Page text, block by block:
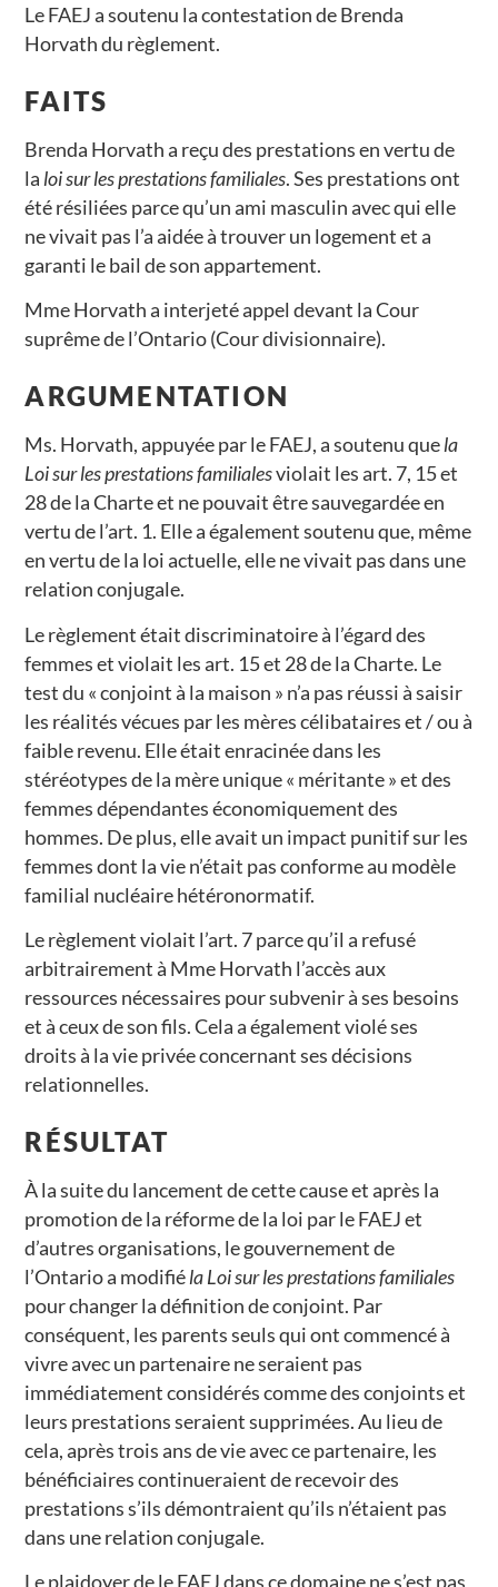
Le FAEJ a soutenu la contestation de Brenda
Horvath du règlement.
FAITS
Brenda Horvath a reçu des prestations en vertu de
la loi sur les prestations familiales. Ses prestations ont
été résiliées parce qu’un ami masculin avec qui elle
ne vivait pas l’a aidée à trouver un logement et a
garanti le bail de son appartement.
Mme Horvath a interjeté appel devant la Cour
suprême de l’Ontario (Cour divisionnaire).
ARGUMENTATION
Ms. Horvath, appuyée par le FAEJ, a soutenu quela
Loi sur les prestations familialesviolait les art. 7, 15 et
28 de la Charte et ne pouvait être sauvegardée en
vertu de l’art. 1. Elle a également soutenu que, même
en vertu de la loi actuelle, elle ne vivait pas dans une
relation conjugale.
Le règlement était discriminatoire à l’égard des
femmes et violait les art. 15 et 28 de la Charte. Le
test du « conjoint à la maison » n’a pas réussi à saisir
les réalités vécues par les mères célibataires et / ou à
faible revenu. Elle était enracinée dans les
stéréotypes de la mère unique « méritante » et des
femmes dépendantes économiquement des
hommes. De plus, elle avait un impact punitif sur les
femmes dont la vie n’était pas conforme au modèle
familial nucléaire hétéronormatif.
Le règlement violait l’art. 7 parce qu’il a refusé
arbitrairement à Mme Horvath l’accès aux
ressources nécessaires pour subvenir à ses besoins
et à ceux de son fils. Cela a également violé ses
droits à la vie privée concernant ses décisions
relationnelles.
RÉSULTAT
À la suite du lancement de cette cause et après la
promotion de la réforme de la loi par le FAEJ et
d’autres organisations, le gouvernement de
l’Ontario a modifiéla Loi sur les prestations familiales
pour changer la définition de conjoint. Par
conséquent, les parents seuls qui ont commencé à
vivre avec un partenaire ne seraient pas
immédiatement considérés comme des conjoints et
leurs prestations seraient supprimées. Au lieu de
cela, après trois ans de vie avec ce partenaire, les
bénéficiaires continueraient de recevoir des
prestations s’ils démontraient qu’ils n’étaient pas
dans une relation conjugale.
Le plaidoyer de le FAEJ dans ce domaine ne s’est pas